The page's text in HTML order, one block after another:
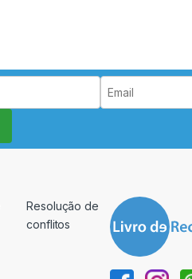
Resolução de
conflitos